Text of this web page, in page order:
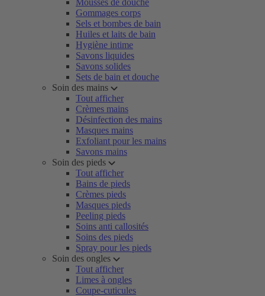
Mousses de douche
Gommages corps
Sels et bombes de bain
Huiles et laits de bain
Hygiène intime
Savons liquides
Savons solides
Sets de bain et douche
Soin des mains
Tout afficher
Crèmes mains
Désinfection des mains
Masques mains
Exfoliant pour les mains
Savons mains
Soin des pieds
Tout afficher
Bains de pieds
Crèmes pieds
Masques pieds
Peeling pieds
Soins anti callosités
Soins des pieds
Spray pour les pieds
Soin des ongles
Tout afficher
Limes à ongles
Coupe-cuticules